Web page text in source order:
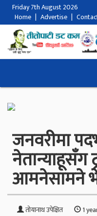
Friday 7th August 2026
Home | Advertise |
जनवरीमा
नेतान्याहूसँग
आमनेसामने
तोयानाथ उपेक्षित 1